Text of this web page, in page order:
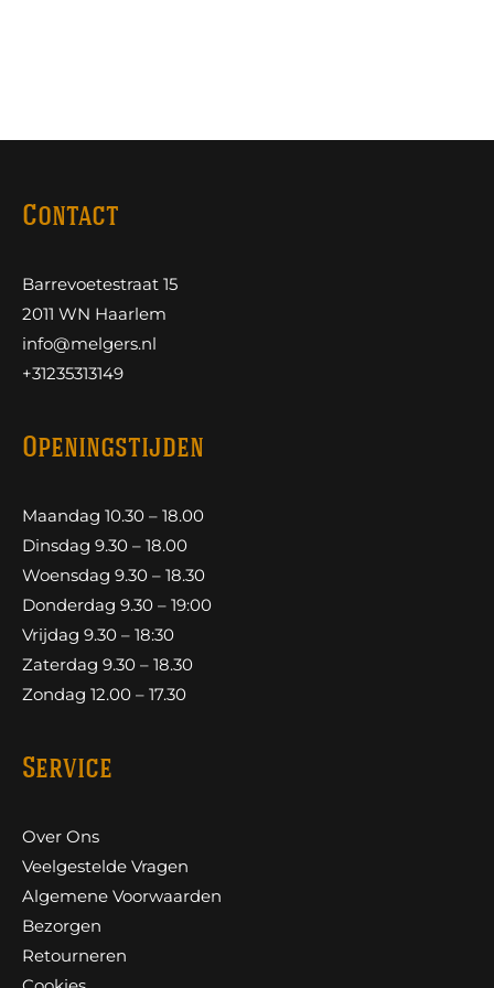
Contact
Barrevoetestraat 15
2011 WN Haarlem
info@melgers.nl
+31235313149
Openingstijden
Maandag 10.30 – 18.00
Dinsdag 9.30 – 18.00
Woensdag 9.30 – 18.30
Donderdag 9.30 – 19:00
Vrijdag 9.30 – 18:30
Zaterdag 9.30 – 18.30
Zondag 12.00 – 17.30
Service
Over Ons
Veelgestelde Vragen
Algemene Voorwaarden
Bezorgen
Retourneren